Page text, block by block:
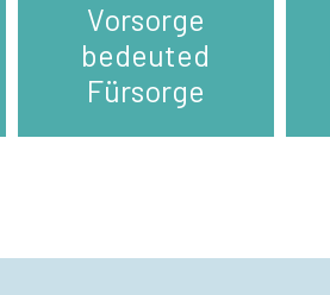
Vorsorge
bedeuted
Fürsorge